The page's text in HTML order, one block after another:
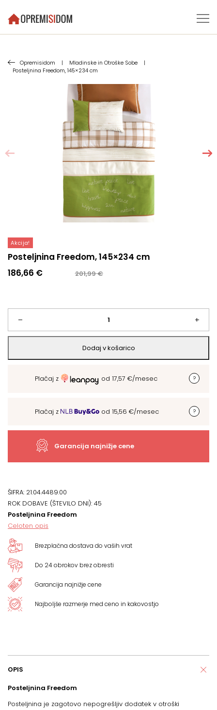
Opremisidom | Mladinske in Otroške Sobe
|
Posteljnina Freedom, 145×234 cm
Akcija!
Posteljnina Freedom, 145×234 cm
201,99€
Izvirna
bila:
201,99 €.
186,66 €
Trenutna
186,66 €.
–
Posteljnina
Freedom,
145x234
+
Dodaj v košarico
Plačaj z od 17,57 €/mesec
Plačaj z od 15,56 €/mesec
Garancija najnižje cene
ŠIFRA: 21.04.4489.00
ROK DOBAVE (ŠTEVILO DNI): 45
Posteljnina Freedom
Celoten opis
Brezplačna dostava do vaših vrat
Do 24 obrokov brez obresti
Garancija najnižje cene
Najboljše razmerje med ceno in kakovostjo
OPIS
Posteljnina Freedom
Posteljnina je zagotovo nepogrešljiv dodatek v otroški